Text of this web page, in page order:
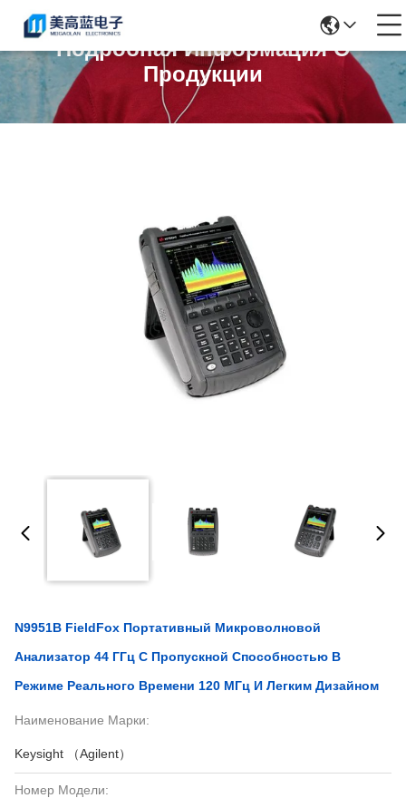
Подробная Информация О
Продукции
N9951B FieldFox Портативный Микроволновой
Анализатор 44 ГГц С Пропускной Способностью В
Режиме Реального Времени 120 МГц И Легким Дизайном
Наименование Марки:
Keysight （Agilent）
Номер Модели: